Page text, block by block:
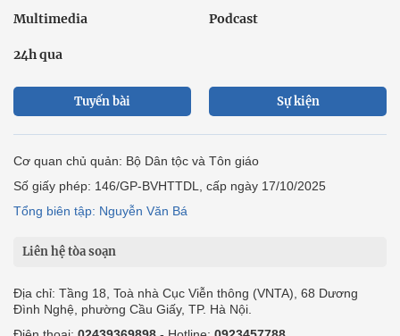
Multimedia Podcast
24h qua
Tuyến bài Sự kiện
Cơ quan chủ quản: Bộ Dân tộc và Tôn giáo
Số giấy phép: 146/GP-BVHTTDL, cấp ngày 17/10/2025
Tổng biên tập: Nguyễn Văn Bá
Liên hệ tòa soạn
Địa chỉ: Tầng 18, Toà nhà Cục Viễn thông (VNTA), 68 Dương
Đình Nghệ, phường Cầu Giấy, TP. Hà Nội.